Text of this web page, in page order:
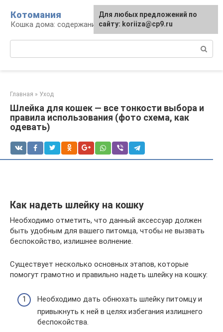
контенту
Котомания
Кошка дома: содержание и уход
Главная » Уход
Шлейка для кошек — все тонкости выбора и
правила использования (фото схема, как
одевать)
Как надеть шлейку на кошку
Необходимо отметить, что данный аксессуар должен
быть удобным для вашего питомца, чтобы не вызвать
беспокойство, излишнее волнение.
Существует несколько основных этапов, которые
помогут грамотно и правильно надеть шлейку на кошку:
Необходимо дать обнюхать шлейку питомцу и
привыкнуть к ней в целях избегания излишнего
беспокойства.
Для любых предложений по
сайту: koriiza@cp9.ru